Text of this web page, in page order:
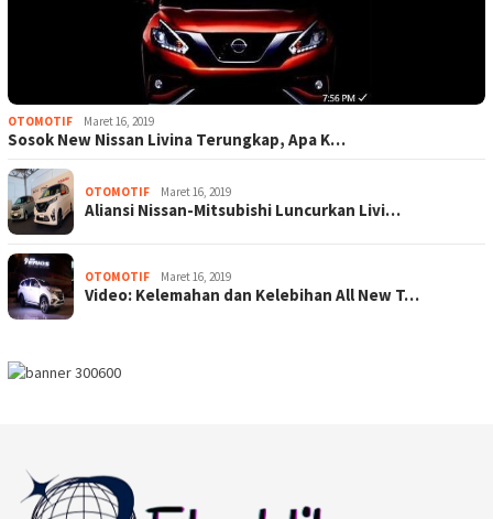
OTOMOTIF Maret 16, 2019
Sosok New Nissan Livina Terungkap, Apa K…
OTOMOTIF Maret 16, 2019
Aliansi Nissan-Mitsubishi Luncurkan Livi…
OTOMOTIF Maret 16, 2019
Video: Kelemahan dan Kelebihan All New T…